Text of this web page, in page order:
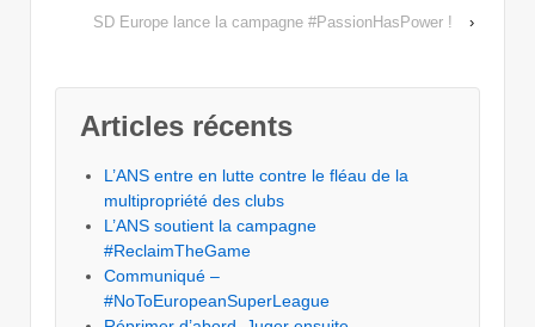
SD Europe lance la campagne #PassionHasPower !
›
Articles récents
L’ANS entre en lutte contre le fléau de la
multipropriété des clubs
L’ANS soutient la campagne
#ReclaimTheGame
Communiqué –
#NoToEuropeanSuperLeague